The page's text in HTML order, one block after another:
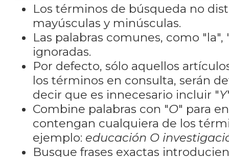
Los términos de búsqueda no
mayúsculas y minúsculas.
Las palabras comunes, como "la",
ignoradas.
Por defecto, sólo aquellos
los términos en consulta, serán
decir que es innecesario incluir "Y
Combine palabras con "O" para
contengan cualquiera de los
ejemplo: educación O
Busque frases exactas